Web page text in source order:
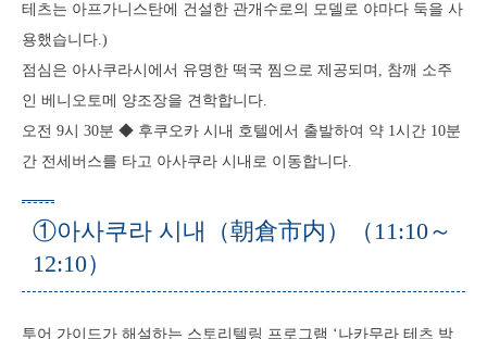
테츠는 아프가니스탄에 건설한 관개수로의 모델로 야마다 둑을 사
용했습니다.)
점심은 아사쿠라시에서 유명한 떡국 찜으로 제공되며, 참깨 소주
인 베니오토메 양조장을 견학합니다.
오전 9시 30분 ◆ 후쿠오카 시내 호텔에서 출발하여 약 1시간 10분
간 전세버스를 타고 아사쿠라 시내로 이동합니다.
①아사쿠라 시내（朝倉市内）（11:10～
12:10）
투어 가이드가 해설하는 스토리텔링 프로그램 ‘나카무라 테츠 박